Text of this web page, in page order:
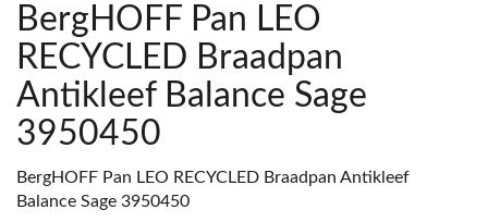
BergHOFF Pan LEO
RECYCLED Braadpan
Antikleef Balance Sage
3950450
BergHOFF Pan LEO RECYCLED Braadpan Antikleef
Balance Sage 3950450